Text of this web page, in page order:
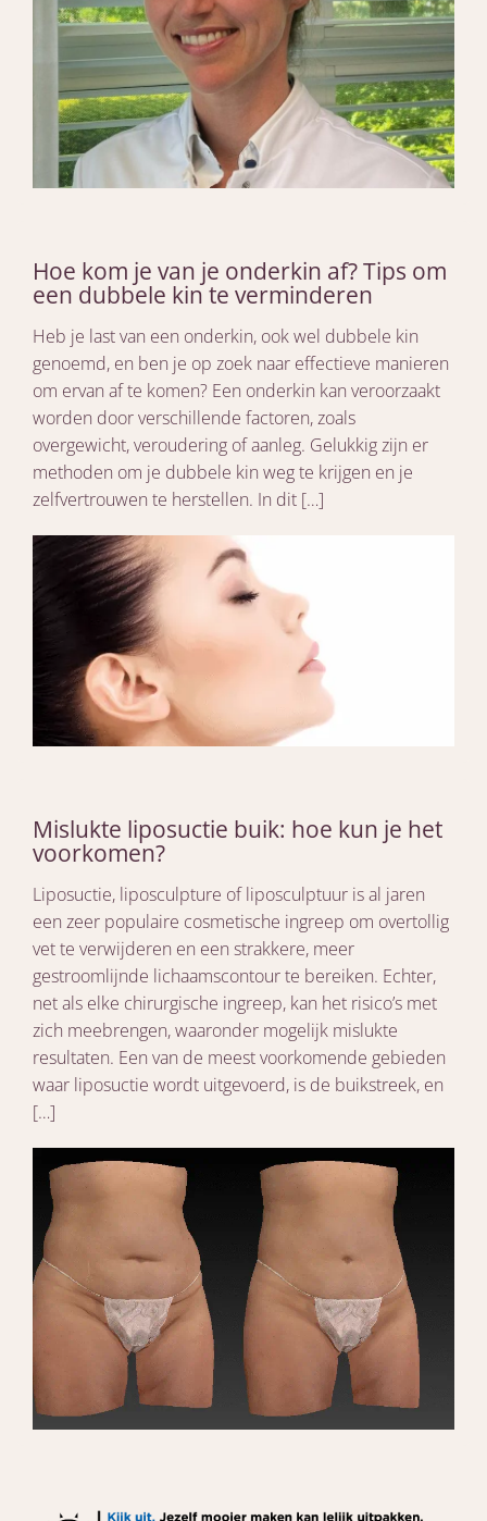
Hoe kom je van je onderkin af? Tips om
een dubbele kin te verminderen
Heb je last van een onderkin, ook wel dubbele kin
genoemd, en ben je op zoek naar effectieve manieren
om ervan af te komen? Een onderkin kan veroorzaakt
worden door verschillende factoren, zoals
overgewicht, veroudering of aanleg. Gelukkig zijn er
methoden om je dubbele kin weg te krijgen en je
zelfvertrouwen te herstellen. In dit […]
Mislukte liposuctie buik: hoe kun je het
voorkomen?
Liposuctie, liposculpture of liposculptuur is al jaren
een zeer populaire cosmetische ingreep om overtollig
vet te verwijderen en een strakkere, meer
gestroomlijnde lichaamscontour te bereiken. Echter,
net als elke chirurgische ingreep, kan het risico’s met
zich meebrengen, waaronder mogelijk mislukte
resultaten. Een van de meest voorkomende gebieden
waar liposuctie wordt uitgevoerd, is de buikstreek, en
[…]